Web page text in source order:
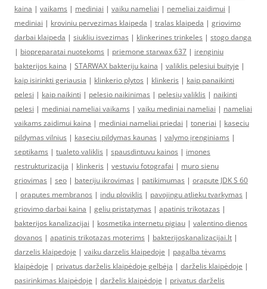
kaina | vaikams | mediniai | vaiku nameliai | nemeliai zaidimui |
mediniai | kroviniu pervezimas klaipeda | tralas klaipeda | griovimo
darbai klaipeda | siukliu isvezimas | klinkerines trinkeles | stogo danga
| biopreparatai nuotekoms | priemone starwax 637 | irenginiu
bakterijos kaina | STARWAX bakteriju kaina | valiklis pelesiui buityje |
kaip isirinkti geriausia | klinkerio plytos | klinkeris | kaip panaikinti
pelesi | kaip naikinti | pelesio naikinimas | pelesių valiklis | naikinti
pelesi | mediniai nameliai vaikams | vaiku mediniai nameliai | nameliai
vaikams zaidimui kaina | mediniai nameliai priedai | toneriai | kaseciu
pildymas vilnius | kaseciu pildymas kaunas | valymo įrenginiams |
septikams | tualeto valiklis | spausdintuvu kainos | imones
restrukturizacija | klinkeris | vestuviu fotografai | muro sienu
griovimas | seo | bateriju ikrovimas | patikimumas | orapute JDK S 60
| oraputes membranos | indu ploviklis | pavojingu atlieku tvarkymas |
griovimo darbai kaina | geliu pristatymas | apatinis trikotazas |
bakterijos kanalizacijai | kosmetika internetu pigiau | valentino dienos
dovanos | apatinis trikotazas moterims | bakterijoskanalizacijai.lt |
darzelis klaipedoje | vaiku darzelis klaipedoje | pagalba tėvams
klaipėdoje | privatus darželis klaipėdoje gelbėja | darželis klaipėdoje |
pasirinkimas klaipėdoje | darželis klaipėdoje | privatus darželis